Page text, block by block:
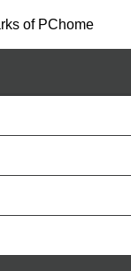
問題有整理了
就想利用樓上的
便開了這家精
of PChome